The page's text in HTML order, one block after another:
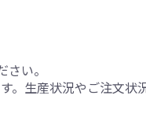
い。
。生産状況やご注文状